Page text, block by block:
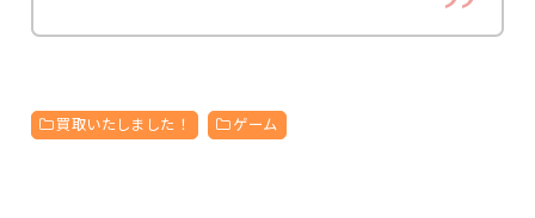
買取いたしました！ ゲーム